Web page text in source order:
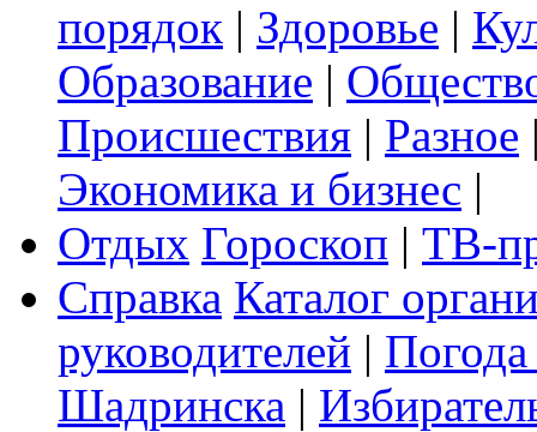
порядок | Здоровье |
Образование |
Происшествия | Разное
Экономика и бизнес |
Отдых Гороскоп | ТВ-
Справка Каталог
руководителей |
Шадринска |